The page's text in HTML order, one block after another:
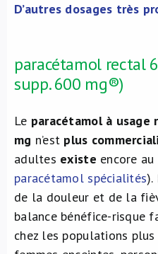
D’autres dosages très
paracétamol rectal
supp. 600 mg®)
Le paracétamol à usage
mg n’est plus
adultes existe encore
paracétamol spécialités).
de la douleur et de la
balance bénéfice-risque
chez les populations